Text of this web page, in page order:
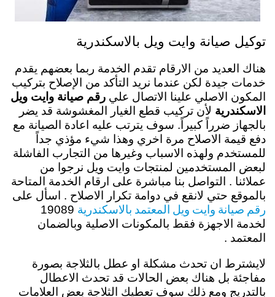
توكيل صيانة وايت ويل بالاسكندرية
هناك العديد من الارقام تقدم الخدمة ربما بعضهم يقدم
خدمات جيدة لكن عندما نريد التأكد من الإصلاح بتركيب
المكون الاصلي علينا الاتصال علي رقم صيانة وايت ويل
الاسكندرية لأن تركيب قطع الغيار المغشوشة قد يضر
بالجهاز ضرراً كبيراً. سوف يترتب عليه اعادة الصيانة مع
دفع قيمة الاصلاح مرة اخري وهذا شيء مؤذي جداً
للمستخدم ولهذه الاسباب وغيرها من التجارب الفاشلة
لبعض المستخدمين لمنتجات وايت ويل نرجوا من
عملائنا . التواصل بنا مباشرة على ارقام الخدمة المتاحة
بالموقع حتي لانقع في دوامة تكرار الاصلاح . اسأل على
رقم صيانة وايت ويل المعتمد بالاسكندرية 19089
لخدمة الاجهزة فقط بالمكونات الاصلية وبالضمان
المعتمد .
لايشترط ان تحدث مشكلة او عطل بالثلاجة بصورة
مفاجئة بل هناك بعض الحالات قد تحدث الاعطال
بالتدريج ومع ذلك سوف تعطيك الثلاجة بعض العلامات